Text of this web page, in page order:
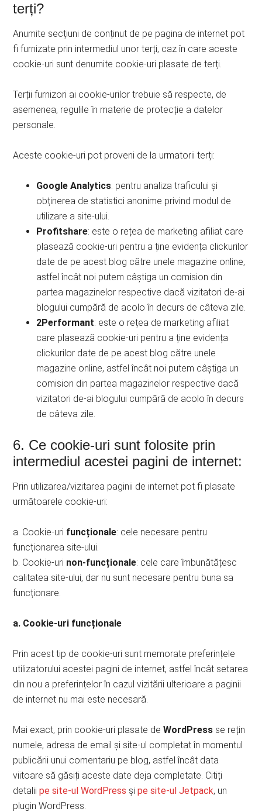
terți?
Anumite secțiuni de conținut de pe pagina de internet pot
fi furnizate prin intermediul unor terți, caz în care aceste
cookie-uri sunt denumite cookie-uri plasate de terți.
Terții furnizori ai cookie-urilor trebuie să respecte, de
asemenea, regulile în materie de protecție a datelor
personale.
Aceste cookie-uri pot proveni de la urmatorii terți:
Google Analytics: pentru analiza traficului și
obținerea de statistici anonime privind modul de
utilizare a site-ului.
Profitshare: este o rețea de marketing afiliat care
plasează cookie-uri pentru a ține evidența clickurilor
date de pe acest blog către unele magazine online,
astfel încât noi putem câștiga un comision din
partea magazinelor respective dacă vizitatori de-ai
blogului cumpără de acolo în decurs de câteva zile.
2Performant: este o rețea de marketing afiliat
care plasează cookie-uri pentru a ține evidența
clickurilor date de pe acest blog către unele
magazine online, astfel încât noi putem câștiga un
comision din partea magazinelor respective dacă
vizitatori de-ai blogului cumpără de acolo în decurs
de câteva zile.
6. Ce cookie-uri sunt folosite prin
intermediul acestei pagini de internet:
Prin utilizarea/vizitarea paginii de internet pot fi plasate
următoarele cookie-uri:
a. Cookie-uri funcționale: cele necesare pentru
funcționarea site-ului.
b. Cookie-uri non-funcționale: cele care îmbunătățesc
calitatea site-ului, dar nu sunt necesare pentru buna sa
funcționare.
a. Cookie-uri funcționale
Prin acest tip de cookie-uri sunt memorate preferințele
utilizatorului acestei pagini de internet, astfel încât setarea
din nou a preferințelor în cazul vizitării ulterioare a paginii
de internet nu mai este necesară.
Mai exact, prin cookie-uri plasate deWordPress se rețin
numele, adresa de email și site-ul completat în momentul
publicării unui comentariu pe blog, astfel încât data
viitoare să găsiți aceste date deja completate. Citiți
detaliipe site-ul WordPress șipe site-ul Jetpack, un
plugin WordPress.